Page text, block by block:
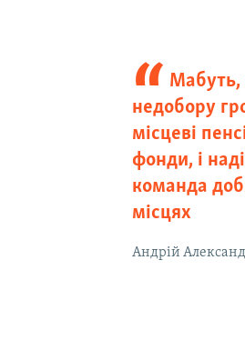
Мабуть,
недобору
місцеві
фонди, і
команда
місцях
Андрій